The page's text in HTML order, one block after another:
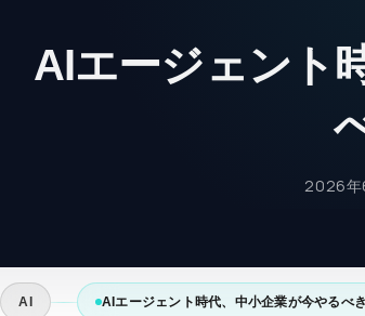
AIエージェント
2026年
AI AIエージェント時代、中小企業が今やるべ